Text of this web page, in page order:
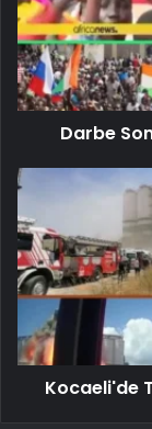
Darbe
Kocaeli'de